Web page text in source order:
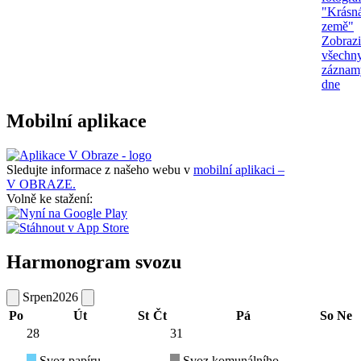
země"
dne
Mobilní aplikace
Sledujte informace z našeho webu v mobilní aplikaci –
V OBRAZE.
Volně ke stažení:
Harmonogram svozu
Srpen2026
Po
Út St Čt Pá So Ne
28
31